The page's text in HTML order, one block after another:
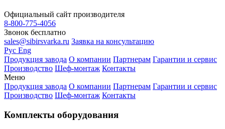
Официальный сайт производителя
8-800-775-4056
Звонок бесплатно
sales@sibirsvarka.ru Заявка на консультацию
Рус Eng
Продукция завода О компании Партнерам Гарантии и сервис
Производство Шеф-монтаж Контакты
Меню
Продукция завода О компании Партнерам Гарантии и сервис
Производство Шеф-монтаж Контакты
Комплекты оборудования
⚡ Завод «Сибирь»
Онлайн-консультант